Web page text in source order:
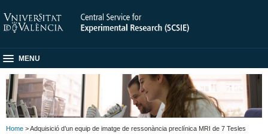
MENU
Home > Adquisició d’un equip de imatge de ressonància preclínica MRI de 7 Tesles